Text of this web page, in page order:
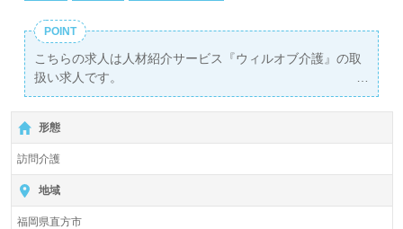
POINT
こちらの求人は人材紹介サービス『ウィルオブ介護』の取
扱い求人です。
詳細に関してお気軽にご相談ください♪
【無料】で皆さんの転職活動をサポートいたします。
形態
訪問介護
地域
福岡県直方市